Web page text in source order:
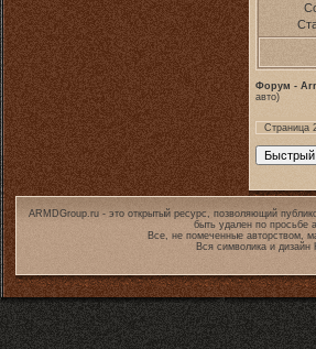
Форум -
авто)
Страница
ARMDGroup.ru - это открытый ресурс, позволяющий
быть удален по просьбе
Все, не помеченные авторством,
Вся символика и дизайн